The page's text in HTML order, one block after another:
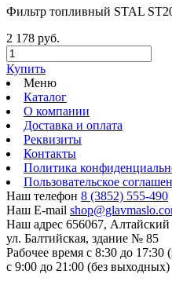
Фильтр топливный STAL
2 178 руб.
Купить
Меню
Каталог
О компании
Доставка и оплата
Реквизиты
Контакты
Политика
Пользовательское
Наш телефон 8 (3852) 555-490
Наш E-mail
Наш адрес 656067, Алтайский
ул. Балтийская, здание № 85
Рабочее время с 8:30 до 17:30
с 9:00 до 21:00 (без выходных)